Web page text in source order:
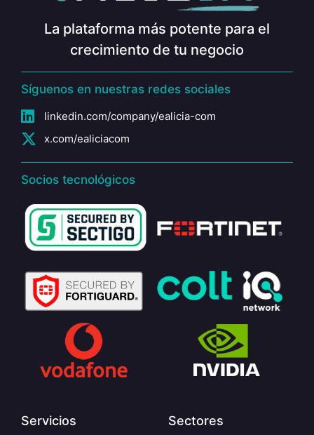
La plataforma más potente para el
crecimiento de tu negocio
Síguenos en nuestras redes sociales
linkedin.com/company/ealicia-com
x.com/ealiciacom
Socios tecnológicos
Servicios Sectores